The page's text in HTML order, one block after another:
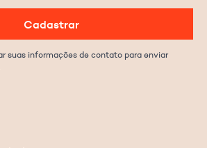
Cadastrar
suas informações de contato para enviar